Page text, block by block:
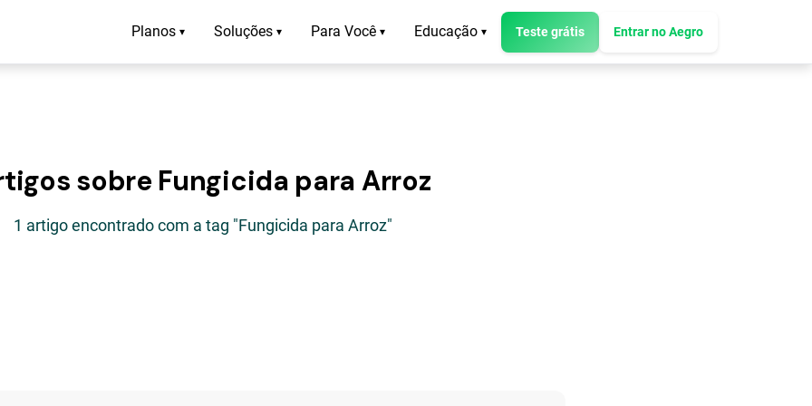
Planos ▾ Soluções ▾ Para Você ▾ Educação ▾ Teste grátis Entrar no Aegro
sobre Fungicida para Arroz
1 artigo encontrado com a tag "Fungicida para Arroz"